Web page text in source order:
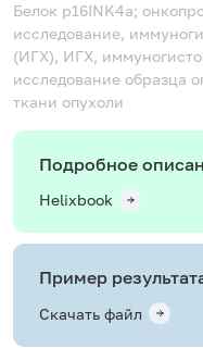
Белок p16INK4a;
исследование,
(ИГХ), ИГХ,
исследование образца
ткани опухоли
Подробное
Helixbook
Пример
Скачать файл